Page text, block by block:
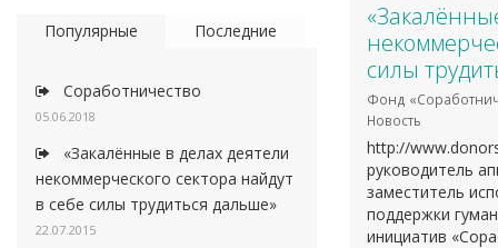
Популярные Последние
Соработничество
05.06.2018
«Закалённые в делах деятели
некоммерческого сектора найдут
в себе силы трудиться дальше»
22.07.2015
силы
Фонд
Новость
http://
руководитель
заместитель
поддержки
инициатив